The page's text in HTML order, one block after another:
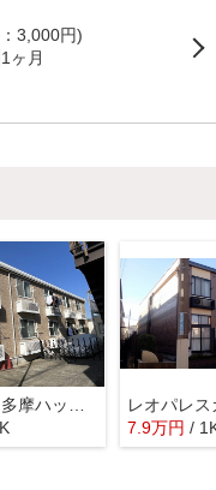
3,000円)
1ヶ月
レオパレ
7.9万円 /